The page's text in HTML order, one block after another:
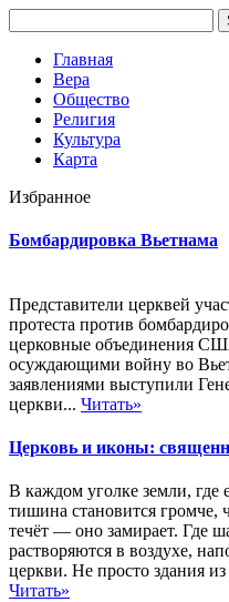
Главная
Вера
Общество
Религия
Культура
Карта
Избранное
Бомбардировка Вьетнама
Представители церквей
протеста против
церковные объединения
осуждающими войну во
заявлениями выступили
церкви... Читать»
Церковь и иконы:
В каждом уголке земли, где
тишина становится громче,
течёт — оно замирает. Где
растворяются в воздухе,
церкви. Не просто здания
Читать»